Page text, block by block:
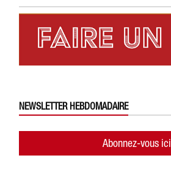
NEWSLETTER HEBDOMADAIRE
Abonnez-vous ici